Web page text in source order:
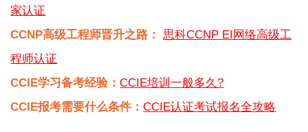
家认证
CCNP高级工程师晋升之路：
思科CCNP EI网络高级工
程师认证
CCIE学习备考经验：CCIE培训一般多久?
CCIE报考需要什么条件：CCIE认证考试报名全攻略